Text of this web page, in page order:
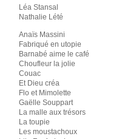
Léa Stansal
Nathalie Lété
Anaïs Massini
Fabriqué en utopie
Barnabé aime le café
Choufleur la jolie
Couac
Et Dieu créa
Flo et Mimolette
Gaëlle Souppart
La malle aux trésors
La toupie
Les moustachoux